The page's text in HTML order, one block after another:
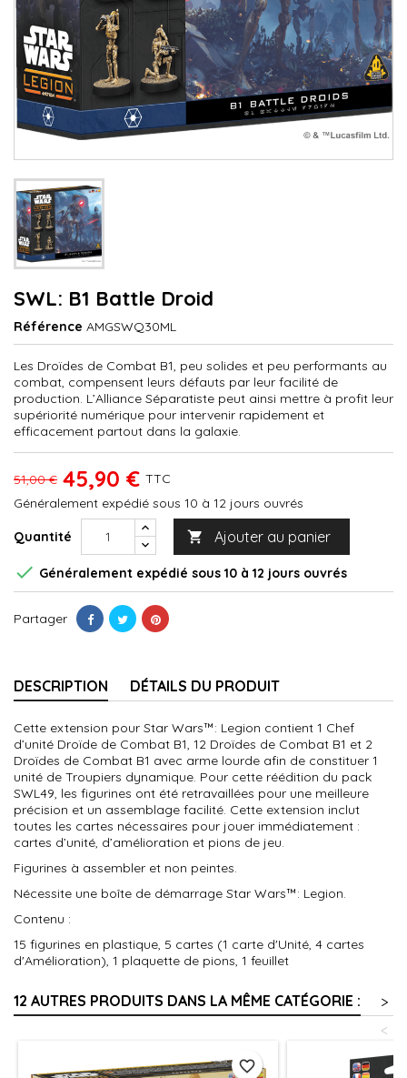
SWL: B1 Battle Droid
Référence AMGSWQ30ML
Les Droïdes de Combat B1, peu solides et peu performants au
combat, compensent leurs défauts par leur facilité de
production. L’Alliance Séparatiste peut ainsi mettre à profit leur
supériorité numérique pour intervenir rapidement et
efficacement partout dans la galaxie.
51,00 € 45,90 € TTC
Généralement expédié sous 10 à 12 jours ouvrés
Quantité  Ajouter au panier
 Généralement expédié sous 10 à 12 jours ouvrés
Partager
DESCRIPTION DÉTAILS DU PRODUIT
Cette extension pour Star Wars™: Legion contient 1 Chef
d’unité Droïde de Combat B1, 12 Droïdes de Combat B1 et 2
Droïdes de Combat B1 avec arme lourde afin de constituer 1
unité de Troupiers dynamique. Pour cette réédition du pack
SWL49, les figurines ont été retravaillées pour une meilleure
précision et un assemblage facilité. Cette extension inclut
toutes les cartes nécessaires pour jouer immédiatement :
cartes d’unité, d’amélioration et pions de jeu.
Figurines à assembler et non peintes.
Nécessite une boîte de démarrage Star Wars™: Legion.
Contenu :
15 figurines en plastique, 5 cartes (1 carte d'Unité, 4 cartes
d'Amélioration), 1 plaquette de pions, 1 feuillet
12 AUTRES PRODUITS DANS LA MÊME CATÉGORIE :
>
<
favorite_border